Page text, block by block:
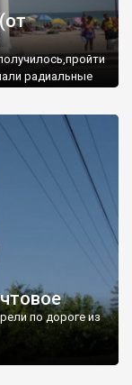
радиальные
по дороге из